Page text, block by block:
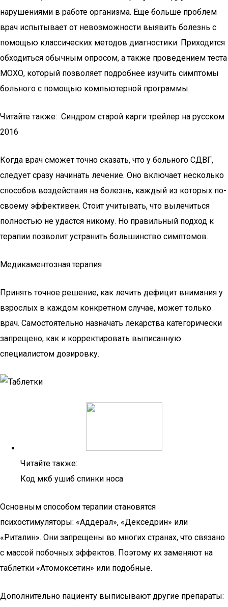
нарушениями в работе организма. Еще больше проблем
врач испытывает от невозможности выявить болезнь с
помощью классических методов диагностики. Приходится
обходиться обычным опросом, а также проведением теста
МОХО, который позволяет подробнее изучить симптомы
больного с помощью компьютерной программы.
Читайте также: Синдром старой карги трейлер на русском
2016
Когда врач сможет точно сказать, что у больного СДВГ,
следует сразу начинать лечение. Оно включает несколько
способов воздействия на болезнь, каждый из которых по-
своему эффективен. Стоит учитывать, что вылечиться
полностью не удастся никому. Но правильный подход к
терапии позволит устранить большинство симптомов.
Медикаментозная терапия
Принять точное решение, как лечить дефицит внимания у
взрослых в каждом конкретном случае, может только
врач. Самостоятельно назначать лекарства категорически
запрещено, как и корректировать выписанную
специалистом дозировку.
Читайте также:
Код мкб ушиб спинки носа
Основным способом терапии становятся
психостимуляторы: «Аддерал», «Декседрин» или
«Риталин». Они запрещены во многих странах, что связано
с массой побочных эффектов. Поэтому их заменяют на
таблетки «Атомоксетин» или подобные.
Дополнительно пациенту выписывают другие препараты: